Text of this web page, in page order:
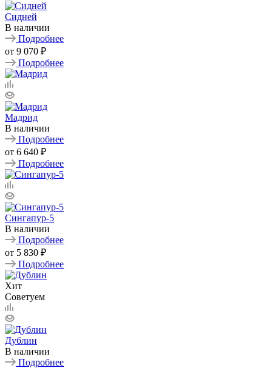
Сидней
В наличии
Подробнее
от 9 070 ₽
Подробнее
Мадрид
В наличии
Подробнее
от 6 640 ₽
Подробнее
Сингапур-5
В наличии
Подробнее
от 5 830 ₽
Подробнее
Хит
Советуем
Дублин
В наличии
Подробнее